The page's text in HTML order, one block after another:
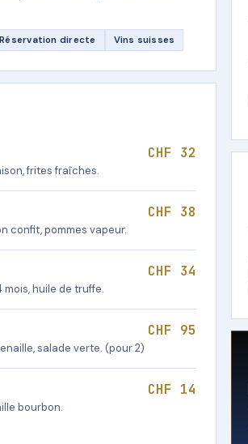
Réservation directe Vins suisses
frites fraîches.
CHF 32
confit, pommes vapeur.
CHF 38
huile de truffe.
CHF 34
salade verte. (pour 2)
CHF 95
bourbon.
CHF 14